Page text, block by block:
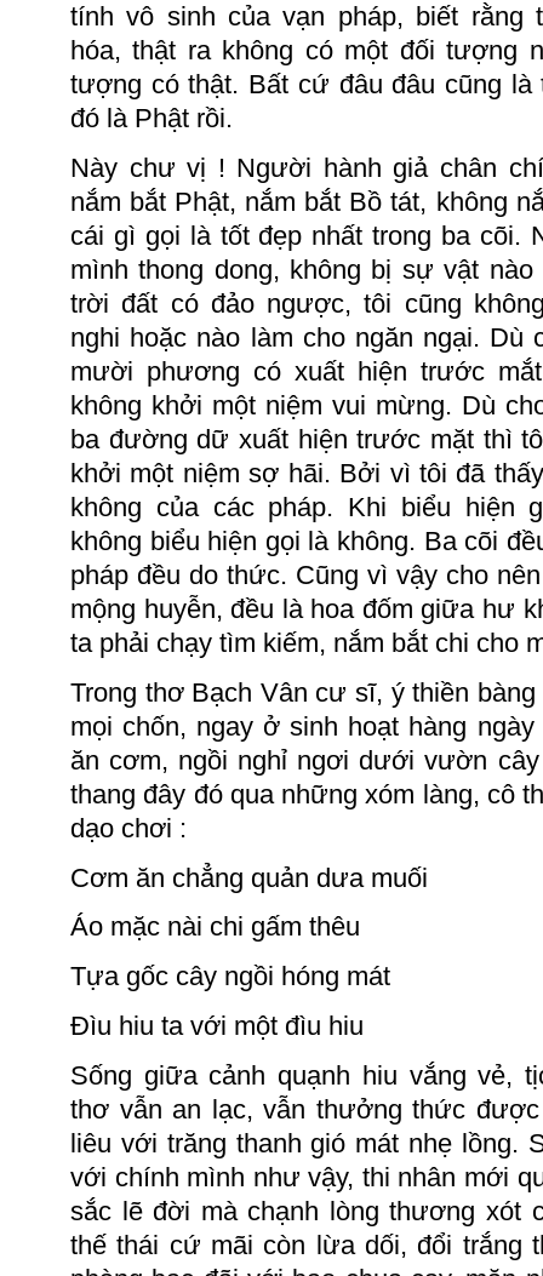
tính vô sinh của vạn pháp, biết rằng
hóa, thật ra không có một đối tượng
tượng có thật. Bất cứ đâu đâu cũng là
đó là Phật rồi.
Này chưvị ! Người hành giả chân
nắm bắt Phật, nắm bắt Bồ tát, không
cái gì gọi là tốt đẹp nhất trong ba cõi.
mình thong dong, không bị sự vật nào
trời đất có đảo ngược, tôi cũng
nghi hoặc nào làm cho ngăn ngại. Dù
mười phương có xuất hiện trước
không khởi một niệm vui mừng. Dù
ba đường dữ xuất hiện trước mặt thì
khởi một niệm sợ hãi. Bởi vì tôi đã
không của các pháp. Khi biểu hiện
không biểu hiện gọi là không. Ba cõi
pháp đều do thức. Cũng vì vậy cho
mộng huyễn, đều là hoa đốm giữa hư
ta phải chạy tìm kiếm, nắm bắt chi cho
Trong thơ Bạch Vân cư sĩ, ý thiền
mọi chốn, ngay ở sinh hoạt hàng
ăn cơm, ngồi nghỉ ngơi dưới vườn
thang đây đó qua những xóm làng, cô
dạo chơi :
Cơm ăn chẳng quản dưa muối
Áo mặc nài chi gấm thêu
Tựa gốc cây ngồi hóng mát
Đìu hiu ta với một đìu hiu
Sống giữa cảnh quạnh hiu vắng vẻ,
thơ vẫn an lạc, vẫn thưởng thức
liêu với trăng thanh gió mát nhẹ lồng.
với chính mình như vậy, thi nhân mới
sắc lẽ đời mà chạnh lòng thương xót
thế thái cứ mãi còn lừa dối, đổi trắng